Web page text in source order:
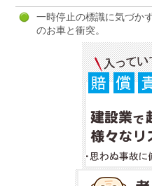
一時停止の標識に気づか
のお車と衝突。